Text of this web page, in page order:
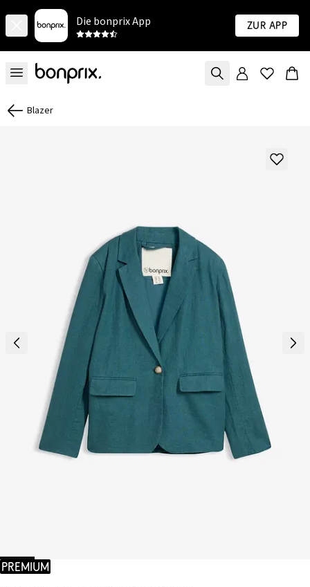
Die bonprix App Zur App
Blazer
Premium